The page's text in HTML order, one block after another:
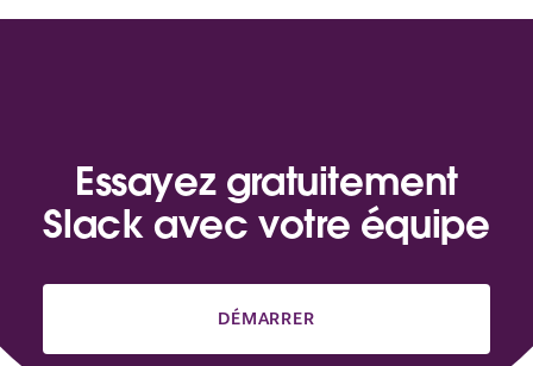
Essayez gratuitement
Slack avec votre équipe
DÉMARRER